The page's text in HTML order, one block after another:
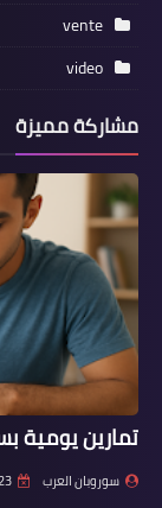
vente
video
مشاركة مميزة
تمارين يومية
سوروبان العرب 23